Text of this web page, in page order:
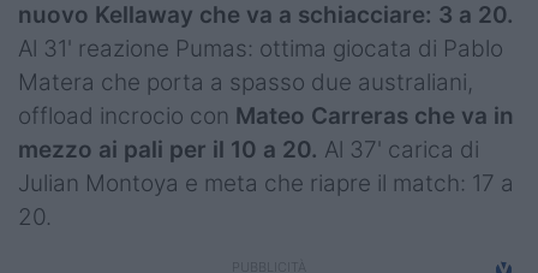
nuovo Kellaway che va a schiacciare: 3 a 20.
Al 31' reazione Pumas: ottima giocata di Pablo
Matera che porta a spasso due australiani,
offload incrocio con Mateo Carreras che va in
mezzo ai pali per il 10 a 20. Al 37' carica di
Julian Montoya e meta che riapre il match: 17 a
20.